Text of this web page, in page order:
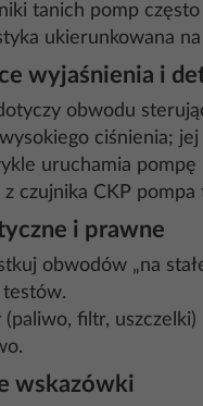
tanich pomp
ukierunkowana
wyjaśnienia i
obwodu
ciśnienia;
uruchamia
z czujnika CKP
i prawne
obwodów „na
(paliwo, filtr,
wskazówki